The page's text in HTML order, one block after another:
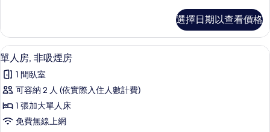
相
片
Room
的
詳
選擇日期以查看價格
顯
示
單
人
房,
8
單人房, 非吸煙房
1 間臥室
可容納 2 人 (依實際入住人數計費)
1 張加大單人床
免費無線上網